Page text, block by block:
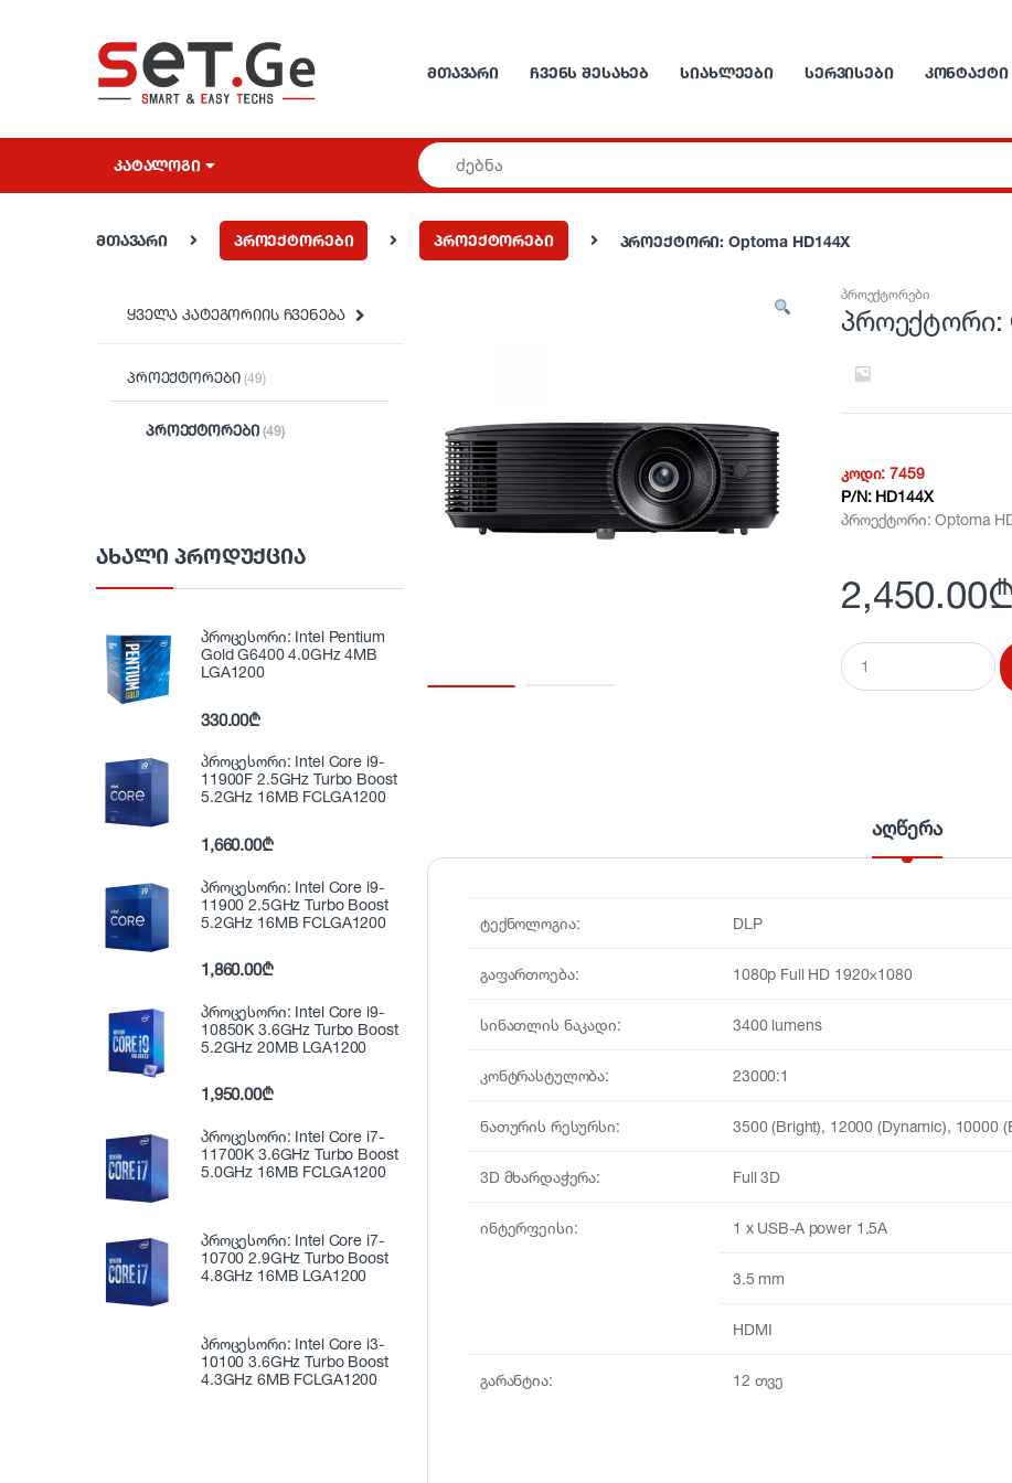
ᲛᲗᲐᲕᲐᲠᲘ ᲩᲕᲔᲜᲡ ᲨᲔᲡᲐᲮᲔᲑ ᲡᲘᲐᲮᲚᲔᲔᲑᲘ ᲡᲔᲠᲕᲘᲡᲔᲑᲘ ᲙᲝᲜᲢᲐᲥᲢᲘ
ᲙᲐᲢᲐᲚᲝᲒᲘ
მთავარი პროექტორები პროექტორები პროექტორი: Optoma HD144X
პროექტორები
პროექტორი:
კოდი:7459
P/N: HD144X
პროექტორი: Optoma
2,450.00
Q
u
აღწერა
ტექნოლოგია: DLP
გაფართოება: 1080p Full HD 1920×1080
სინათლის ნაკადი: 3400 lumens
კონტრასტულობა: 23000:1
ნათურის რესურსი: 3500 (Bright), 12000 (Dynamic), 10000
3D მხარდაჭერა: Full 3D
ინტერფეისი: 1 x USB-A power 1.5A
3.5 mm
HDMI
გარანტია: 12 თვე
ყველა კატეგორიის ჩვენება
პროექტორები(49)
პროექტორები(49)
ᲐᲮᲐᲚᲘ ᲞᲠᲝᲓᲣᲥᲪᲘᲐ
პროცესორი: Intel Pentium
Gold G6400 4.0GHz 4MB
LGA1200
330.00₾
პროცესორი: Intel Core i9-
11900F 2.5GHz Turbo Boost
5.2GHz 16MB FCLGA1200
1,660.00₾
პროცესორი: Intel Core i9-
11900 2.5GHz Turbo Boost
5.2GHz 16MB FCLGA1200
1,860.00₾
პროცესორი: Intel Core i9-
10850K 3.6GHz Turbo Boost
5.2GHz 20MB LGA1200
1,950.00₾
პროცესორი: Intel Core i7-
11700K 3.6GHz Turbo Boost
5.0GHz 16MB FCLGA1200
პროცესორი: Intel Core i7-
10700 2.9GHz Turbo Boost
4.8GHz 16MB LGA1200
პროცესორი: Intel Core i3-
10100 3.6GHz Turbo Boost
4.3GHz 6MB FCLGA1200